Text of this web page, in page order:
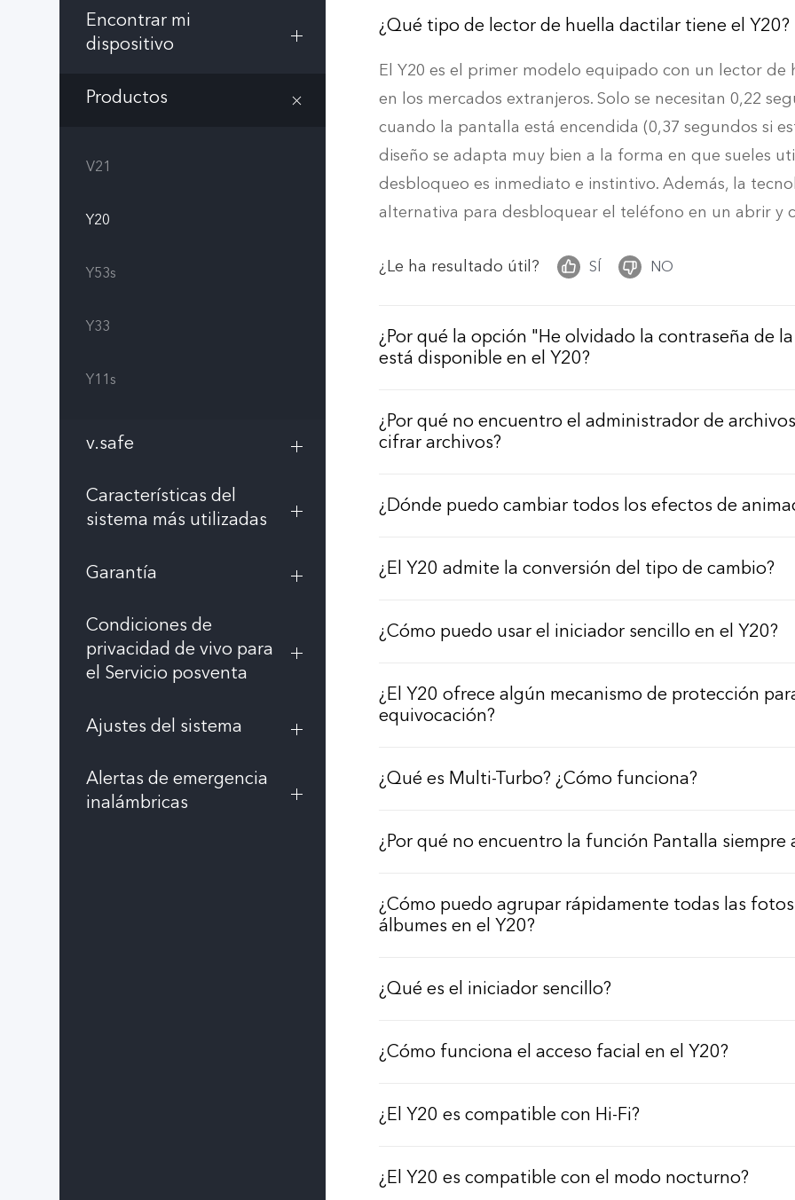
Encontrar mi
dispositivo
Productos
V21
Y20
Y53s
Y33
Y11s
v.safe
Características del
sistema más utilizadas
Garantía
Condiciones de
privacidad de vivo para
el Servicio posventa
Ajustes del sistema
Alertas de emergencia
inalámbricas
¿Qué tipo de lector de huella dactilar tiene el Y20?
El Y20 es el primer modelo equipado con un lector
en los mercados extranjeros. Solo se necesitan 0,22
cuando la pantalla está encendida (0,37 segundos si
diseño se adapta muy bien a la forma en que sueles
desbloqueo es inmediato e instintivo. Además, la
alternativa para desbloquear el teléfono en un abrir y
¿Le ha resultado útil? SÍ NO
¿Por qué la opción "He olvidado la contraseña de
está disponible en el Y20?
¿Por qué no encuentro el administrador de
cifrar archivos?
¿Dónde puedo cambiar todos los efectos de
¿El Y20 admite la conversión del tipo de cambio?
¿Cómo puedo usar el iniciador sencillo en el Y20?
¿El Y20 ofrece algún mecanismo de protección
equivocación?
¿Qué es Multi-Turbo? ¿Cómo funciona?
¿Por qué no encuentro la función Pantalla siempre
¿Cómo puedo agrupar rápidamente todas las
álbumes en el Y20?
¿Qué es el iniciador sencillo?
¿Cómo funciona el acceso facial en el Y20?
¿El Y20 es compatible con Hi-Fi?
¿El Y20 es compatible con el modo nocturno?